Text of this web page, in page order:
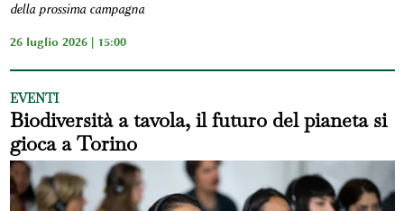
della prossima campagna
26 luglio 2026 | 15:00
EVENTI
Biodiversità a tavola, il futuro del pianeta si
gioca a Torino